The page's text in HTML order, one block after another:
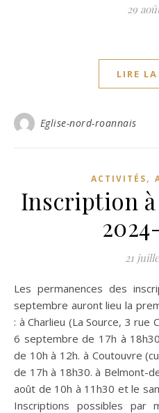
29
LIRE
Eglise-nord-roannais
ACTIVITÉS,
Inscription à
21
Les permanences des inscriptions à la catéchèse pour
septembre auront lieu la
: à Charlieu (La Source, 3 rue
6 septembre de 17h à
de 10h à 12h. à Coutouvre
de 17h à 18h30. à Belmont-
août de 10h à 11h30 et le
Inscriptions possibles